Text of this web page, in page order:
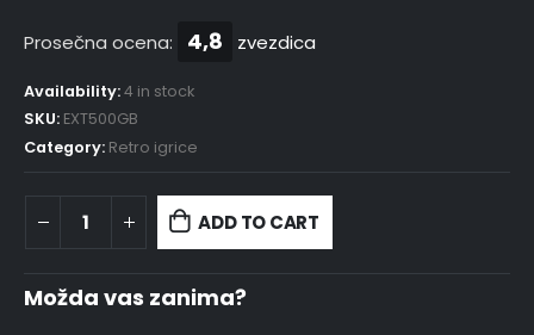
Prosečna ocena: 4,8 zvezdica
Availability:4 in stock
SKU: EXT500GB
Category: Retro igrice
ADD TO CART
Možda vas zanima?